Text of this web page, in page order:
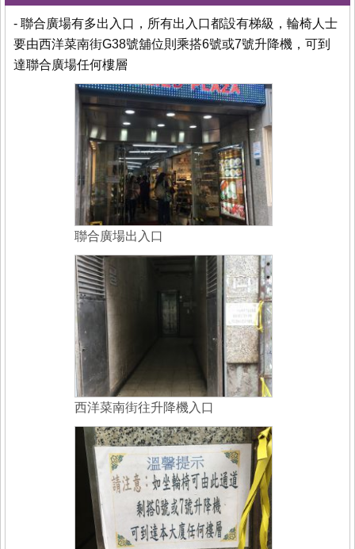
- 聯合廣場有多出入口，所有出入口都設有梯級，輪椅人士
要由西洋菜南街G38號舖位則乘搭6號或7號升降機，可到
達聯合廣場任何樓層
聯合廣場出入口
西洋菜南街往升降機入口